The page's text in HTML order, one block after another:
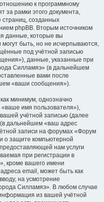
к программному
за рамки этого документа,
страниц, созданных
phpBB. Вторым источником
данные, которые вы
быть, но не исчерпываются,
под учётной записью
данные, указанные при
Силламяэ» (в дальнейшем
вами после
«ваши сообщения»).
минимум, однозначно
имя пользователя»),
учётной записью (далее
дальнейшем «ваш адрес
записи на форумах «Форум
о защите компьютерной
нам услуги
при регистрации в
кроме вашего имени
email, может быть как
на усмотрение
Силламяэ». В любом случае
из вашей учётной